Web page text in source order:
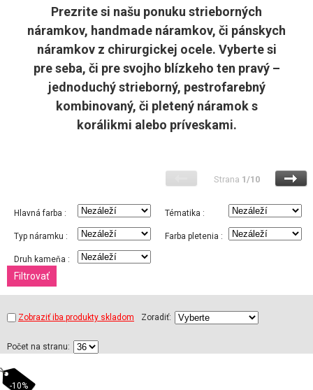
Prezrite si našu ponuku strieborných
náramkov, handmade náramkov, či pánskych
náramkov z chirurgickej ocele. Vyberte si
pre seba, či pre svojho blízkeho ten pravý –
jednoduchý strieborný, pestrofarebný
kombinovaný, či pletený náramok s
korálikmi alebo príveskami.
Strana 1/10
Hlavná farba : Tématika :
Typ náramku : Farba pletenia :
Druh kameňa :
Zobraziť iba produkty skladom Zoradiť:
Počet na stranu:
-10%